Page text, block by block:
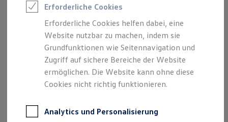
Elektroauto Leasing
Kleinwagen-Leasing
Leasing ohne Anzahlung
Finanzierung
Autokredit mit Schlussrate
Versicherungen und Garantien
Kfz-Versicherung
Restschuldversicherungen
Garantien
Professional Class bei Volkswagen
Der Polo
Kompakt, wendig und voller Möglichkeiten.
Entdecken Sie den Polo.
Erforderliche Cookies
Erforderliche Cookies helfen dabei, eine
Website nutzbar zu machen, indem sie
Grundfunktionen wie Seitennavigation und
Zugriff auf sichere Bereiche der Website
ermöglichen. Die Website kann ohne diese
Cookies nicht richtig funktionieren.
Analytics und Personalisierung